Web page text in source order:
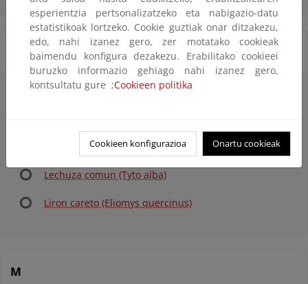
Lavandera Blanca (Motacilla alba)
Lavandera cascadeña (Motacilla cinerea)
Lechuza comun (Tyto alba)
Liron careto (Eliomys quercinus)
M
esperientzia pertsonalizatzeko eta nabigazio-datu
estatistikoak lortzeko. Cookie guztiak onar ditzakezu,
edo, nahi izanez gero, zer motatako cookieak
baimendu konfigura dezakezu. Erabilitako cookieei
buruzko informazio gehiago nahi izanez gero,
kontsultatu gure ;Cookieen politika
Cookieen konfigurazioa Onartu cookieak